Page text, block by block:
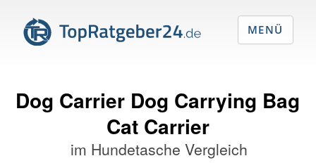
Dog Carrier Dog Carrying Bag
Cat Carrier
im Hundetasche Vergleich
MENÜ